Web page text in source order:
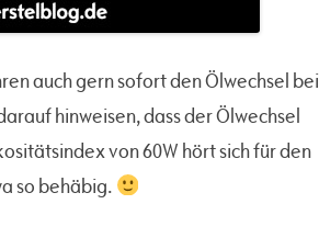
auch gern sofort den Ölwechsel bei
hinweisen, dass der Ölwechsel
von 60W hört sich für den
so behäbig.